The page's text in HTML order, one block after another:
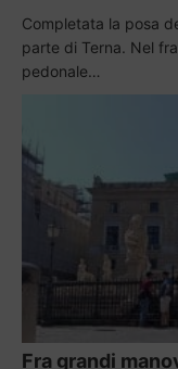
Completata la posa
parte di Terna. Nel
pedonale…
Fra grandi